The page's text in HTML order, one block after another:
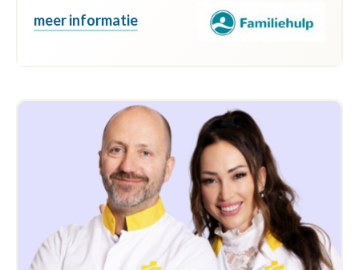
meer informatie